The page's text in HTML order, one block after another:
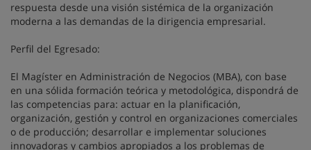
respuesta desde una visión sistémica de la organización
moderna a las demandas de la dirigencia empresarial.
Perfil del Egresado:
El Magíster en Administración de Negocios (MBA), con base
en una sólida formación teórica y metodológica, dispondrá de
las competencias para: actuar en la planificación,
organización, gestión y control en organizaciones comerciales
o de producción; desarrollar e implementar soluciones
innovadoras y cambios apropiados a los problemas de